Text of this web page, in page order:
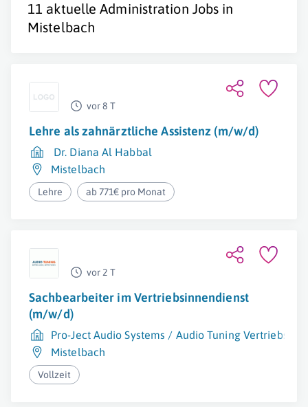
11 aktuelleAdministration Jobs in
Mistelbach
vor 8 T
Lehre als zahnärztliche Assistenz (m/w/d)
Dr. Diana Al Habbal
Mistelbach
Lehre ab 771€ pro Monat
vor 2 T
Sachbearbeiter im Vertriebsinnendienst
(m/w/d)
Pro-Ject Audio Systems / Audio Tuning Vertriebs
Mistelbach
Vollzeit